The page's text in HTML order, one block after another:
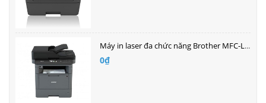
Máy in laser đa chức năng Brother MFC-L5700DN
0₫